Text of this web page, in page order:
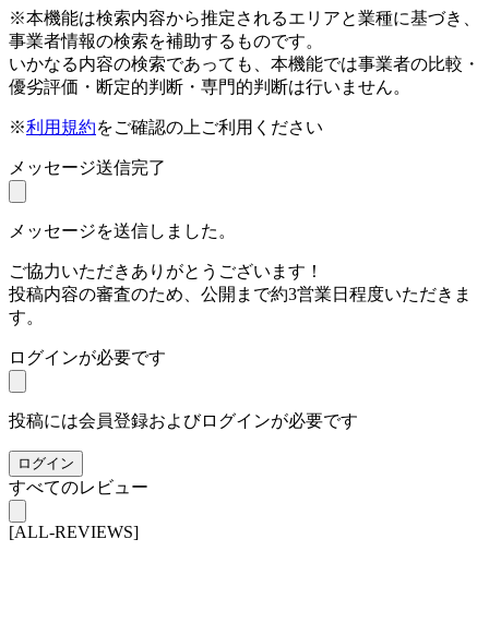
※本機能は検索内容から推定されるエリアと業種に基づき、
事業者情報の検索を補助するものです。
いかなる内容の検索であっても、本機能では事業者の比較・
優劣評価・断定的判断・専門的判断は行いません。
※利用規約をご確認の上ご利用ください
メッセージ送信完了
メッセージを送信しました。
ご協力いただきありがとうございます！
投稿内容の審査のため、公開まで約3営業日程度いただきま
す。
ログインが必要です
投稿には会員登録およびログインが必要です
ログイン
すべてのレビュー
[ALL-REVIEWS]